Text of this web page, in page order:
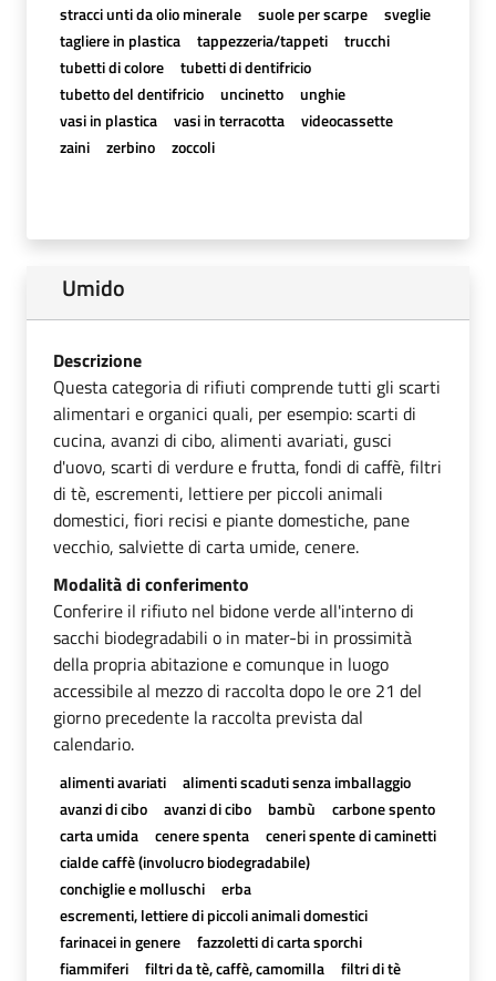
stracci unti da olio minerale
suole per scarpe
sveglie
tagliere in plastica
tappezzeria/tappeti
trucchi
tubetti di colore
tubetti di dentifricio
tubetto del dentifricio
uncinetto
unghie
vasi in plastica
vasi in terracotta
videocassette
zaini
zerbino zoccoli
Umido
Descrizione
Questa categoria di rifiuti comprende tutti gli scarti
alimentari e organici quali, per esempio: scarti di
cucina, avanzi di cibo, alimenti avariati, gusci
d'uovo, scarti di verdure e frutta, fondi di caffè, filtri
di tè, escrementi, lettiere per piccoli animali
domestici, fiori recisi e piante domestiche, pane
vecchio, salviette di carta umide, cenere.
Modalità di conferimento
Conferire il rifiuto nel bidone verde all'interno di
sacchi biodegradabili o in mater-bi in prossimità
della propria abitazione e comunque in luogo
accessibile al mezzo di raccolta dopo le ore 21 del
giorno precedente la raccolta prevista dal
calendario.
alimenti avariati
alimenti scaduti senza imballaggio
avanzi di cibo
avanzi di cibo bambù
carbone spento
carta umida
cenere spenta
ceneri spente di caminetti
cialde caffè (involucro biodegradabile)
conchiglie e molluschi
erba
escrementi, lettiere di piccoli animali domestici
farinacei in genere
fazzoletti di carta sporchi
fiammiferi
filtri da tè, caffè, camomilla
filtri di tè